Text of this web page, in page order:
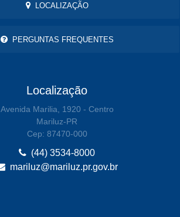
LOCALIZAÇÃO
PERGUNTAS FREQUENTES
Localização
Avenida Marilia, 1920 - Centro
Mariluz-PR
Cep: 87470-000
(44) 3534-8000
mariluz@mariluz.pr.gov.br